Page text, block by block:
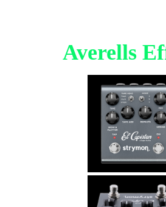
Averells